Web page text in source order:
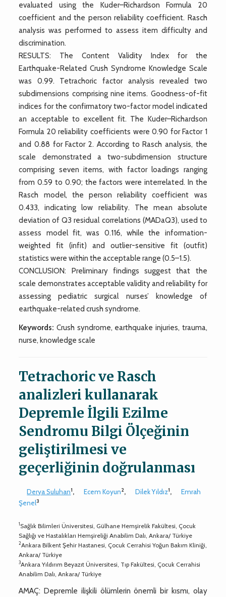
evaluated using the Kuder–Richardson Formula 20
coefficient and the person reliability coefficient. Rasch
analysis was performed to assess item difficulty and
discrimination.
RESULTS: The Content Validity Index for the
Earthquake-Related Crush Syndrome Knowledge Scale
was 0.99. Tetrachoric factor analysis revealed two
subdimensions comprising nine items. Goodness-of-fit
indices for the confirmatory two-factor model indicated
an acceptable to excellent fit. The Kuder–Richardson
Formula 20 reliability coefficients were 0.90 for Factor 1
and 0.88 for Factor 2. According to Rasch analysis, the
scale demonstrated a two-subdimension structure
comprising seven items, with factor loadings ranging
from 0.59 to 0.90; the factors were interrelated. In the
Rasch model, the person reliability coefficient was
0.433, indicating low reliability. The mean absolute
deviation of Q3 residual correlations (MADaQ3), used to
assess model fit, was 0.116, while the information-
weighted fit (infit) and outlier-sensitive fit (outfit)
statistics were within the acceptable range (0.5–1.5).
CONCLUSION: Preliminary findings suggest that the
scale demonstrates acceptable validity and reliability for
assessing pediatric surgical nurses’ knowledge of
earthquake-related crush syndrome.
Keywords: Crush syndrome, earthquake injuries, trauma,
nurse, knowledge scale
Tetrachoric ve Rasch
analizleri kullanarak
Depremle İlgili Ezilme
Sendromu Bilgi Ölçeğinin
geliştirilmesi ve
geçerliğinin doğrulanması
Derya Suluhan1, Ecem Koyun2, Dilek Yıldız1,
Emrah
Şenel3
1Sağlık Bilimleri Üniversitesi, Gülhane Hemşirelik Fakültesi, Çocuk
Sağlığı ve Hastalıkları Hemşireliği Anabilim Dalı, Ankara/ Türkiye
2Ankara Bilkent Şehir Hastanesi, Çocuk Cerrahisi Yoğun Bakım Kliniği,
Ankara/ Türkiye
3Ankara Yıldırım Beyazıt Üniversitesi, Tıp Fakültesi, Çocuk Cerrahisi
Anabilim Dalı, Ankara/ Türkiye
AMAÇ: Depremle ilişkili ölümlerin önemli bir kısmı, olay